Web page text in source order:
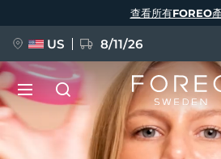
查看所有FOREO
US 8/11/26